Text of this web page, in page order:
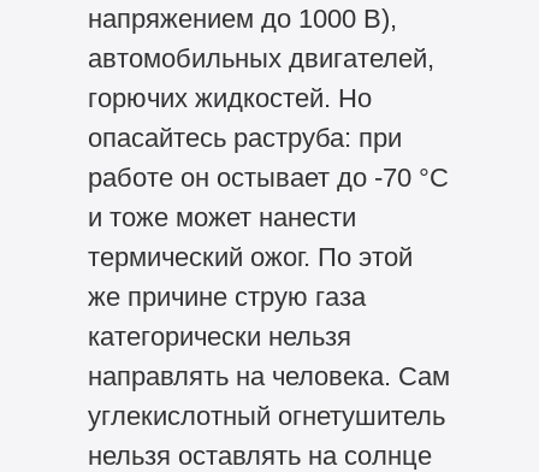
напряжением до 1000 В),
автомобильных двигателей,
горючих жидкостей. Но
опасайтесь раструба: при
работе он остывает до -70 °С
и тоже может нанести
термический ожог. По этой
же причине струю газа
категорически нельзя
направлять на человека. Сам
углекислотный огнетушитель
нельзя оставлять на солнце